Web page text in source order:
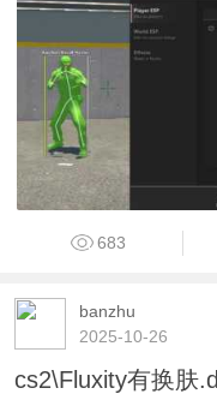
683
banzhu
2025-10-26
cs2\Fluxity有换肤.dll